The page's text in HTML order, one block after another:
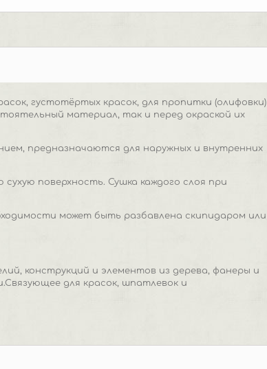
густотёртых красок, для пропитки (олифовки)
материал, так и перед окраской их
предназначаются для наружных и внутренних
поверхность. Сушка каждого слоя при
может быть разбавлена скипидаром или
конструкций и элементов из дерева, фанеры и
для красок, шпатлевок и